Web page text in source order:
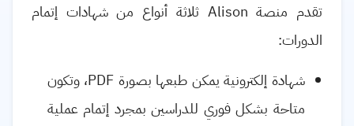
تقدم منصة Alison ثلاثة أنواع من شهادات إتمام
الدورات:
شهادة إلكترونية يمكن طبعها بصورة PDF، وتكون
متاحة بشكل فوري للدراسين بمجرد إتمام عملية